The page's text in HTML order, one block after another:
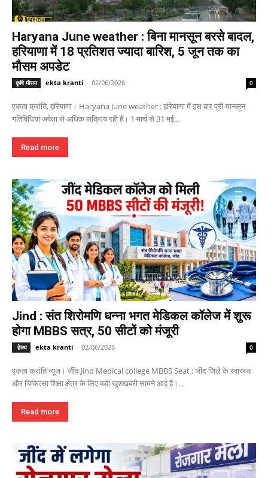
Haryana June weather : बिना मानसून बरसे बादल,
हरियाणा में 18 प्रतिशत ज्यादा बारिश, 5 जून तक का
मौसम अपडेट
कृषि मौसम ekta kranti - 02/06/2026 0
एकता क्रांति, हरियाणा। Haryana June weather : हरियाणा में इस बार प्री-मानसून
गतिविधियां अपेक्षा से अधिक सक्रिय रही हैं। 1 मार्च से 31 मई...
Read more
Jind : संत शिरोमणि धन्ना भगत मेडिकल कॉलेज में शुरू
होगा MBBS सत्र, 50 सीटों को मंजूरी
हेल्थ ekta kranti - 02/06/2026 0
एकता क्रांति न्यूज। जींद Jind Medical college MBBS Seat : जींद जिले के स्वास्थ्य
और चिकित्सा शिक्षा क्षेत्र के लिए बड़ी खुशखबरी सामने आई है।...
Read more